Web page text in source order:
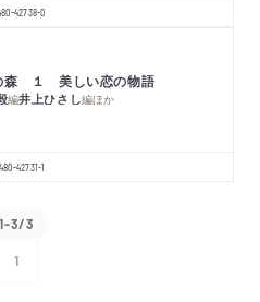
42738-0
森 １ 美しい恋の物語
編井上ひさし編ほか
42731-1
1-3/3
1